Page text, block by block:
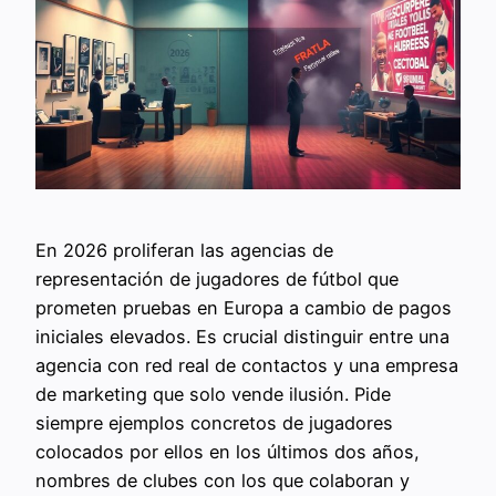
En 2026 proliferan las agencias de
representación de jugadores de fútbol que
prometen pruebas en Europa a cambio de pagos
iniciales elevados. Es crucial distinguir entre una
agencia con red real de contactos y una empresa
de marketing que solo vende ilusión. Pide
siempre ejemplos concretos de jugadores
colocados por ellos en los últimos dos años,
nombres de clubes con los que colaboran y